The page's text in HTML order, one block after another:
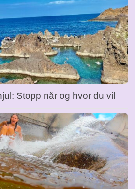
Stopp når og hvor du vil